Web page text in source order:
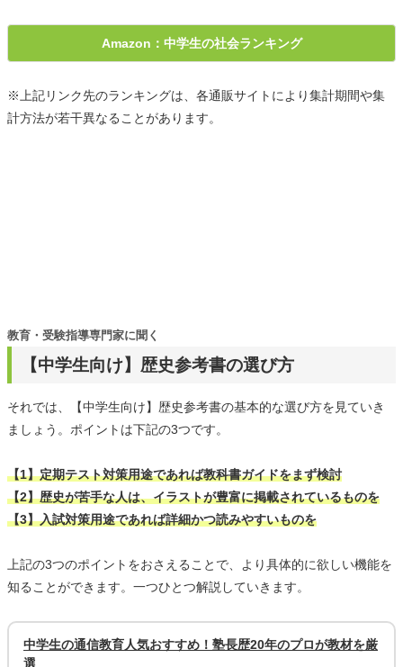
Amazon：中学生の社会ランキング
※上記リンク先のランキングは、各通販サイトにより集計期間や集
計方法が若干異なることがあります。
【中学生向け】歴史参考書の選び方
教育・受験指導専門家に聞く
それでは、【中学生向け】歴史参考書の基本的な選び方を見ていき
ましょう。ポイントは下記の3つです。
【1】定期テスト対策用途であれば教科書ガイドをまず検討
【2】歴史が苦手な人は、イラストが豊富に掲載されているものを
【3】入試対策用途であれば詳細かつ読みやすいものを
上記の3つのポイントをおさえることで、より具体的に欲しい機能を
知ることができます。一つひとつ解説していきます。
中学生の通信教育人気おすすめ！塾長歴20年のプロが教材を厳
選